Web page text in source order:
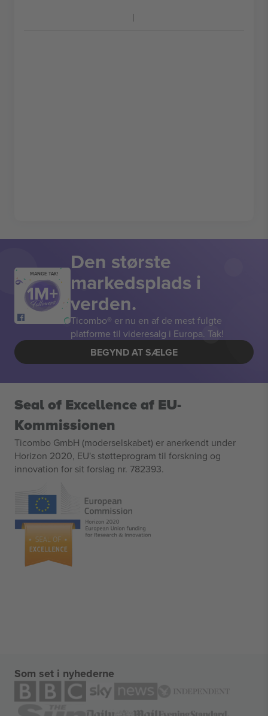
MANGE TAK! Den største
markedsplads i
verden.
Ticombo® er nu en af de mest fulgte
platforme til videresalg i Europa. Tak!
BEGYND AT SÆLGE
Seal of Excellence af EU-
Kommissionen
Ticombo GmbH (moderselskabet) er anerkendt under
Horizon 2020, EU's støtteprogram til forskning og
innovation for sit forslag nr. 782393.
Som set i nyhederne